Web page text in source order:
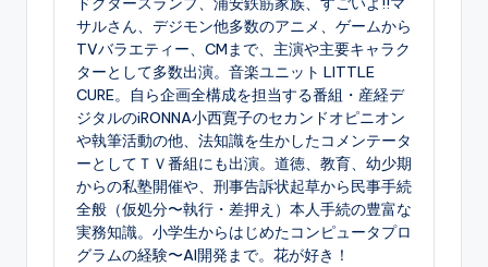
サルさん、デジモン他多数のアニメ、ゲームから
TVバラエティー、CMまで、主演や主要キャラク
ターとして多数出演。音楽ユニット LITTLE
CURE。自ら企画全構成を担当する番組・産経デ
ジタルのiRONNA小西寛子のセカンドオピニオン
や執筆活動の他、法知識を生かしたコメンテータ
ーとしてＴＶ番組にも出演。道徳、教育、幼少期
からの私塾開催や、刑事告訴状起草から民事手続
全般（仮処分〜執行・差押え）本人手続の豊富な
実務知識。小学生からはじめたコンピュータプロ
グラムの経験〜AI開発まで。花が好き！